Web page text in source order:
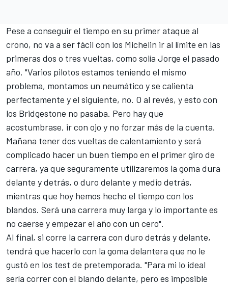
Pese a conseguir el tiempo en su primer ataque al
crono, no va a ser fácil con los Michelin ir al límite en las
primeras dos o tres vueltas, como solía Jorge el pasado
año. "Varios pilotos estamos teniendo el mismo
problema, montamos un neumático y se calienta
perfectamente y el siguiente, no. O al revés, y esto con
los Bridgestone no pasaba. Pero hay que
acostumbrase, ir con ojo y no forzar más de la cuenta.
Mañana tener dos vueltas de calentamiento y será
complicado hacer un buen tiempo en el primer giro de
carrera, ya que seguramente utilizaremos la goma dura
delante y detrás, o duro delante y medio detrás,
mientras que hoy hemos hecho el tiempo con los
blandos. Será una carrera muy larga y lo importante es
no caerse y empezar el año con un cero".
Al final, si corre la carrera con duro detrás y delante,
tendrá que hacerlo con la goma delantera que no le
gustó en los test de pretemporada. "Para mi lo ideal
sería correr con el blando delante, pero es imposible